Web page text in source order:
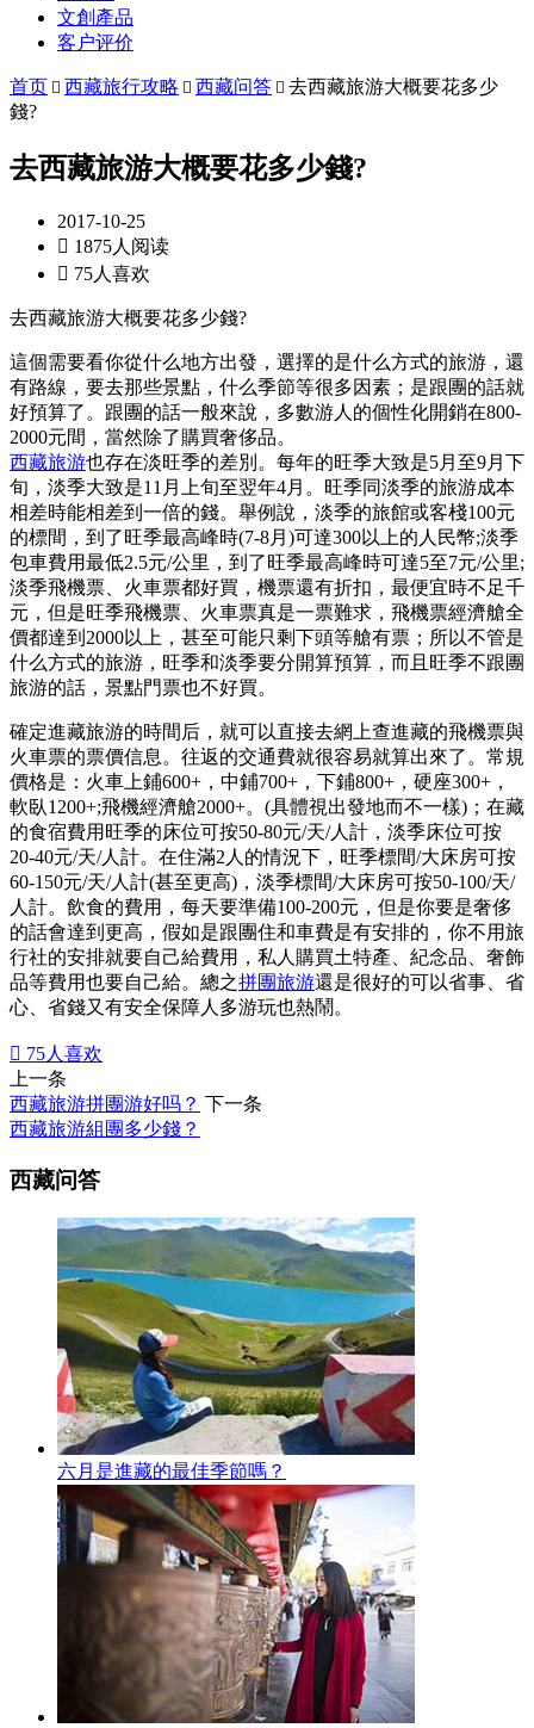
文創產品
客户评价
首页  西藏旅行攻略  西藏问答  去西藏旅游大概要花多少
錢?
去西藏旅游大概要花多少錢?
2017-10-25
 1875人阅读
 75人喜欢
去西藏旅游大概要花多少錢?
這個需要看你從什么地方出發，選擇的是什么方式的旅游，還
有路線，要去那些景點，什么季節等很多因素；是跟團的話就
好預算了。跟團的話一般來說，多數游人的個性化開銷在800-
2000元間，當然除了購買奢侈品。
西藏旅游也存在淡旺季的差別。每年的旺季大致是5月至9月下
旬，淡季大致是11月上旬至翌年4月。旺季同淡季的旅游成本
相差時能相差到一倍的錢。舉例說，淡季的旅館或客棧100元
的標間，到了旺季最高峰時(7-8月)可達300以上的人民幣;淡季
包車費用最低2.5元/公里，到了旺季最高峰時可達5至7元/公里;
淡季飛機票、火車票都好買，機票還有折扣，最便宜時不足千
元，但是旺季飛機票、火車票真是一票難求，飛機票經濟艙全
價都達到2000以上，甚至可能只剩下頭等艙有票；所以不管是
什么方式的旅游，旺季和淡季要分開算預算，而且旺季不跟團
旅游的話，景點門票也不好買。
確定進藏旅游的時間后，就可以直接去網上查進藏的飛機票與
火車票的票價信息。往返的交通費就很容易就算出來了。常規
價格是：火車上鋪600+，中鋪700+，下鋪800+，硬座300+，
軟臥1200+;飛機經濟艙2000+。(具體視出發地而不一樣)；在藏
的食宿費用旺季的床位可按50-80元/天/人計，淡季床位可按
20-40元/天/人計。在住滿2人的情況下，旺季標間/大床房可按
60-150元/天/人計(甚至更高)，淡季標間/大床房可按50-100/天/
人計。飲食的費用，每天要準備100-200元，但是你要是奢侈
的話會達到更高，假如是跟團住和車費是有安排的，你不用旅
行社的安排就要自己給費用，私人購買土特產、紀念品、奢飾
品等費用也要自己給。總之拼團旅游還是很好的可以省事、省
心、省錢又有安全保障人多游玩也熱鬧。
 75人喜欢
上一条
西藏旅游拼團游好吗？ 下一条
西藏旅游組團多少錢？
西藏问答
六月是進藏的最佳季節嗎？